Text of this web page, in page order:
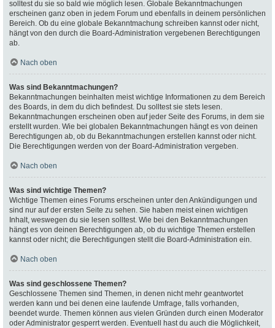
solltest du sie so bald wie möglich lesen. Globale Bekanntmachungen
erscheinen ganz oben in jedem Forum und ebenfalls in deinem persönlichen
Bereich. Ob du eine globale Bekanntmachung schreiben kannst oder nicht,
hängt von den durch die Board-Administration vergebenen Berechtigungen
ab.
Nach oben
Was sind Bekanntmachungen?
Bekanntmachungen beinhalten meist wichtige Informationen zu dem Bereich
des Boards, in dem du dich befindest. Du solltest sie stets lesen.
Bekanntmachungen erscheinen oben auf jeder Seite des Forums, in dem sie
erstellt wurden. Wie bei globalen Bekanntmachungen hängt es von deinen
Berechtigungen ab, ob du Bekanntmachungen erstellen kannst oder nicht.
Die Berechtigungen werden von der Board-Administration vergeben.
Nach oben
Was sind wichtige Themen?
Wichtige Themen eines Forums erscheinen unter den Ankündigungen und
sind nur auf der ersten Seite zu sehen. Sie haben meist einen wichtigen
Inhalt, weswegen du sie lesen solltest. Wie bei den Bekanntmachungen
hängt es von deinen Berechtigungen ab, ob du wichtige Themen erstellen
kannst oder nicht; die Berechtigungen stellt die Board-Administration ein.
Nach oben
Was sind geschlossene Themen?
Geschlossene Themen sind Themen, in denen nicht mehr geantwortet
werden kann und bei denen eine laufende Umfrage, falls vorhanden,
beendet wurde. Themen können aus vielen Gründen durch einen Moderator
oder Administrator gesperrt werden. Eventuell hast du auch die Möglichkeit,